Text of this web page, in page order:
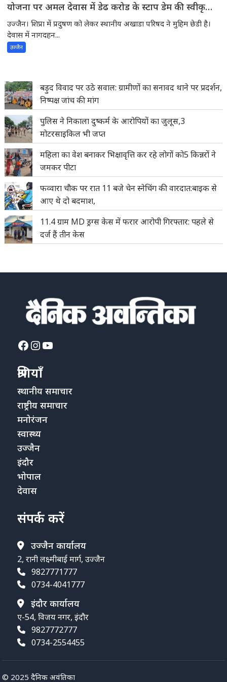
योजना पर अमल देवास में डेढ करोड के स्टाप डेम की स्वीकृति
की अपेक्षा में शिप्रा में प्रदुषण -स्थानीय अखाडा परिषद के
अध्यक्ष ने मुख्यमंत्री से चर्चाकर पूरे मामले से अवगत करवाया
उज्जैन। शिप्रा में प्रदुषण को लेकर स्थानीय अखाडा परिषद ने मुहिम छेडी है।
देवास में नागदहन...
उज्जैन
बड़ुद विवाद पर उठे सवाल: ग्रामीणों का सनावद थाने पर प्रदर्शन,
निष्पक्ष जांच की मांग
पुलिस ने निकाला दुष्कर्म के आरोपियों का जुलूस,3
मोटरसाइकिल भी जप्त
महिला का वेश बनाकर भिक्षावृत्ति कर रहे लोगों को5 किन्नरों ने
जमकर पीटा
फव्वारा चौक पर रात 11 बजे चेन स्नेचिंग की वारदात:बाइक से
आए थे दो बदमाश,
11.4 ग्राम MD ड्रग्स केस में फरार आरोपी गिरफ्तार: पहले से
दर्ज हैं तीन केस
Facebook
Instagram
YouTube
श्रेणियाँ
स्थानीय समाचार
राष्ट्रीय समाचार
मनोरंजन
स्वास्थ्य
उज्जैन
इंदौर
भोपाल
देवास
संपर्क करें
उज्जैन कार्यालय
2, रानी लक्ष्मीबाई मार्ग, उज्जैन
9827771777
0734-4041777
इंदौर कार्यालय
ए-54, विजय नगर, इंदौर
9827772777
0734-2554455
© 2025 दैनिक अवंतिका